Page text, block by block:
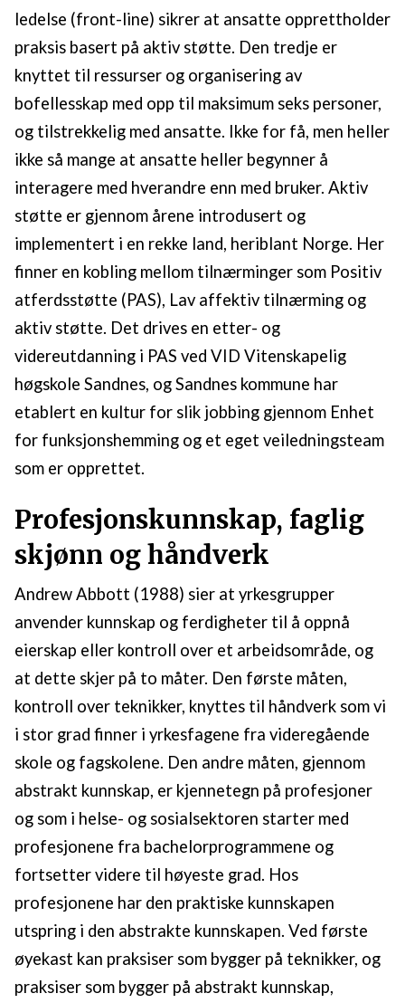
ledelse (front-line) sikrer at ansatte opprettholder
praksis basert på aktiv støtte. Den tredje er
knyttet til ressurser og organisering av
bofellesskap med opp til maksimum seks personer,
og tilstrekkelig med ansatte. Ikke for få, men heller
ikke så mange at ansatte heller begynner å
interagere med hverandre enn med bruker. Aktiv
støtte er gjennom årene introdusert og
implementert i en rekke land, heriblant Norge. Her
finner en kobling mellom tilnærminger som Positiv
atferdsstøtte (PAS), Lav affektiv tilnærming og
aktiv støtte. Det drives en etter- og
videreutdanning i PAS ved VID Vitenskapelig
høgskole Sandnes, og Sandnes kommune har
etablert en kultur for slik jobbing gjennom Enhet
for funksjonshemming og et eget veiledningsteam
som er opprettet.
Profesjonskunnskap, faglig
skjønn og håndverk
Andrew Abbott (1988) sier at yrkesgrupper
anvender kunnskap og ferdigheter til å oppnå
eierskap eller kontroll over et arbeidsområde, og
at dette skjer på to måter. Den første måten,
kontroll over teknikker, knyttes til håndverk som vi
i stor grad finner i yrkesfagene fra videregående
skole og fagskolene. Den andre måten, gjennom
abstrakt kunnskap, er kjennetegn på profesjoner
og som i helse- og sosialsektoren starter med
profesjonene fra bachelorprogrammene og
fortsetter videre til høyeste grad. Hos
profesjonene har den praktiske kunnskapen
utspring i den abstrakte kunnskapen. Ved første
øyekast kan praksiser som bygger på teknikker, og
praksiser som bygger på abstrakt kunnskap,